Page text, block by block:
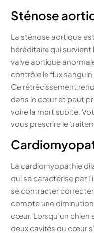
Sténose
La sténose aortique
héréditaire qui survient
valve aortique
contrôle le flux sanguin
Ce rétrécissement
dans le cœur et peut
voire la mort subite.
vous prescrire le
La cardiomyopathie
qui se caractérise par
se contracter
compte une
cœur. Lorsqu’un chien
deux cavités du cœur